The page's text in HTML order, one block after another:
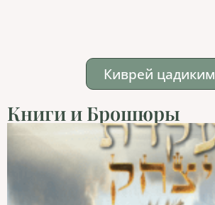
Киврей цадиким
Книги и Брошюры